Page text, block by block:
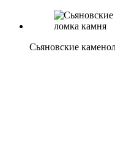
Сьяновские